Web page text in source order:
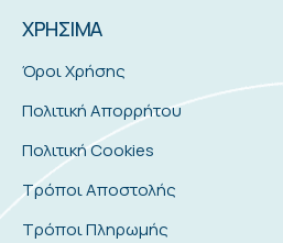
ΧΡΗΣΙΜΑ
Όροι Χρήσης
Πολιτική Απορρήτου
Πολιτική Cookies
Τρόποι Αποστολής
Τρόποι Πληρωμής